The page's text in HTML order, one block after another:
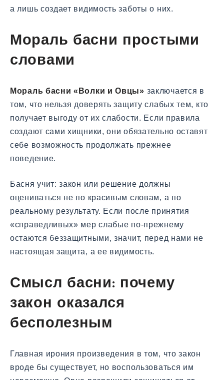
а лишь создает видимость заботы о них.
Мораль басни простыми
словами
Мораль басни «Волки и Овцы» заключается в
том, что нельзя доверять защиту слабых тем, кто
получает выгоду от их слабости. Если правила
создают сами хищники, они обязательно оставят
себе возможность продолжать прежнее
поведение.
Басня учит: закон или решение должны
оцениваться не по красивым словам, а по
реальному результату. Если после принятия
«справедливых» мер слабые по-прежнему
остаются беззащитными, значит, перед нами не
настоящая защита, а ее видимость.
Смысл басни: почему
закон оказался
бесполезным
Главная ирония произведения в том, что закон
вроде бы существует, но воспользоваться им